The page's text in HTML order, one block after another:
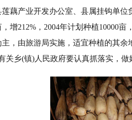
藕产业开发办公室、县属挂钩单位
增212%，2004年计划种植10000
，由旅游局实施，适宜种植的其
关乡(镇)人民政府要认真抓落实，做